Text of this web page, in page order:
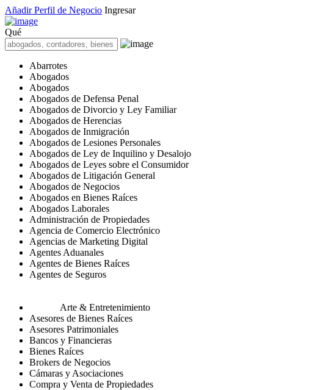
Añadir Perfil de Negocio Ingresar
Qué
Abarrotes
Abogados
Abogados
Abogados de Defensa Penal
Abogados de Divorcio y Ley Familiar
Abogados de Herencias
Abogados de Inmigración
Abogados de Lesiones Personales
Abogados de Ley de Inquilino y Desalojo
Abogados de Leyes sobre el Consumidor
Abogados de Litigación General
Abogados de Negocios
Abogados en Bienes Raíces
Abogados Laborales
Administración de Propiedades
Agencia de Comercio Electrónico
Agencias de Marketing Digital
Agentes Aduanales
Agentes de Bienes Raíces
Agentes de Seguros
Arte & Entretenimiento
Asesores de Bienes Raíces
Asesores Patrimoniales
Bancos y Financieras
Bienes Raíces
Brokers de Negocios
Cámaras y Asociaciones
Compra y Venta de Propiedades